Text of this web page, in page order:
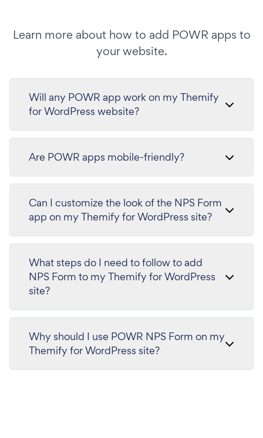
Learn more about how to add POWR apps to
your website.
Will any POWR app work on my Themify
for WordPress website?
Are POWR apps mobile-friendly?
Can I customize the look of the NPS Form
app on my Themify for WordPress site?
What steps do I need to follow to add
NPS Form to my Themify for WordPress
site?
Why should I use POWR NPS Form on my
Themify for WordPress site?